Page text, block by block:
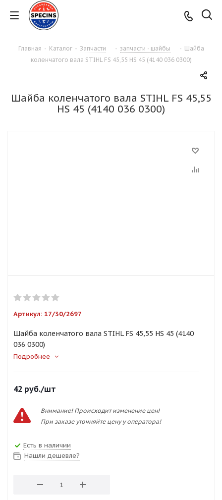
Главная - Каталог - Запчасти - запчасти - шайбы - Шайба
коленчатого вала STIHL FS 45,55 HS 45 (4140 036 0300)
Шайба коленчатого вала STIHL FS 45,55
HS 45 (4140 036 0300)
Артикул: 17/30/2697
Шайба коленчатого вала STIHL FS 45,55 HS 45 (4140
036 0300)
Подробнее
42 руб./шт
Внимание! Происходит изменение цен!
При заказе уточняйте цену у оператора!
Есть в наличии
Нашли дешевле?